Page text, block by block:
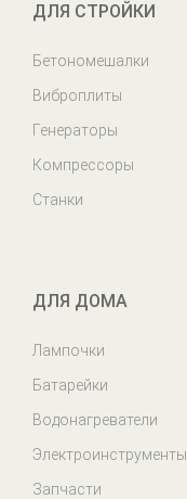
ДЛЯ СТРОЙКИ
Бетономешалки
Виброплиты
Генераторы
Компрессоры
Станки
ДЛЯ ДОМА
Лампочки
Батарейки
Водонагреватели
Электроинструменты
Запчасти